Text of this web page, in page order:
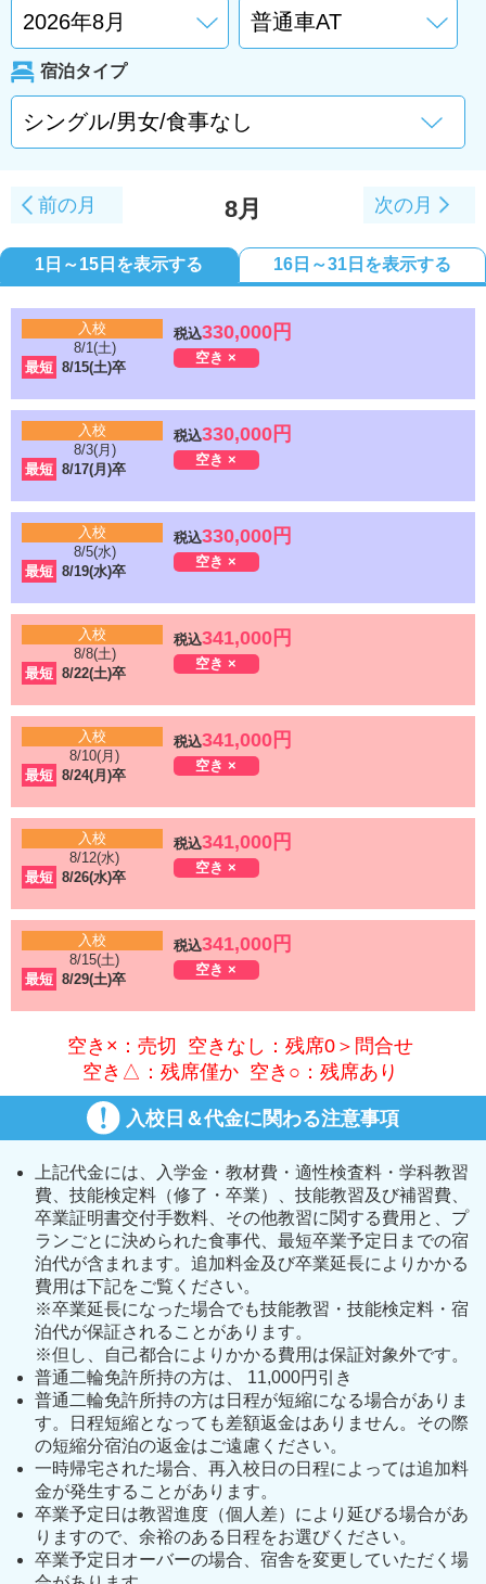
宿泊タイプ
前の月 8月 次の月
1日～15日を表示する 16日～31日を表示する
入校
8/1(土)
最短 8/15(土)卒
税込330,000円
空き ×
入校
8/3(月)
最短 8/17(月)卒
税込330,000円
空き ×
入校
8/5(水)
最短 8/19(水)卒
税込330,000円
空き ×
入校
8/8(土)
最短 8/22(土)卒
税込341,000円
空き ×
入校
8/10(月)
最短 8/24(月)卒
税込341,000円
空き ×
入校
8/12(水)
最短 8/26(水)卒
税込341,000円
空き ×
入校
8/15(土)
最短 8/29(土)卒
税込341,000円
空き ×
空き×：売切 空きなし：残席0＞問合せ
空き△：残席僅か 空き○：残席あり
入校日＆代金に関わる注意事項
上記代金には、入学金・教材費・適性検査料・学科教習
費、技能検定料（修了・卒業）、技能教習及び補習費、
卒業証明書交付手数料、その他教習に関する費用と、プ
ランごとに決められた食事代、最短卒業予定日までの宿
泊代が含まれます。追加料金及び卒業延長によりかかる
費用は下記をご覧ください。
※卒業延長になった場合でも技能教習・技能検定料・宿
泊代が保証されることがあります。
※但し、自己都合によりかかる費用は保証対象外です。
普通二輪免許所持の方は、 11,000円引き
普通二輪免許所持の方は日程が短縮になる場合がありま
す。日程短縮となっても差額返金はありません。その際
の短縮分宿泊の返金はご遠慮ください。
一時帰宅された場合、再入校日の日程によっては追加料
金が発生することがあります。
卒業予定日は教習進度（個人差）により延びる場合があ
りますので、余裕のある日程をお選びください。
卒業予定日オーバーの場合、宿舎を変更していただく場